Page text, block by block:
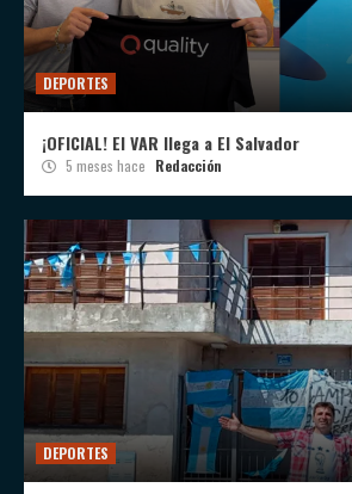
DEPORTES
¡OFICIAL! El VAR llega a El Salvador
5 meses hace Redacción
DEPORTES